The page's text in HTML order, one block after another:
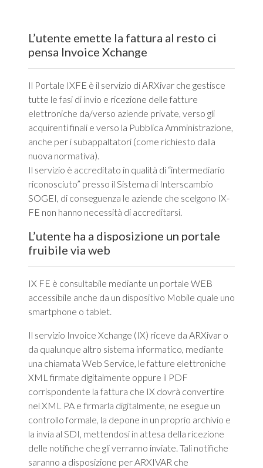
L’utente emette la fattura al resto ci
pensa Invoice Xchange
Il Portale IXFE è il servizio di ARXivar che gestisce
tutte le fasi di invio e ricezione delle fatture
elettroniche da/verso aziende private, verso gli
acquirenti finali e verso la Pubblica Amministrazione,
anche per i subappaltatori (come richiesto dalla
nuova normativa).
Il servizio è accreditato in qualità di “intermediario
riconosciuto” presso il Sistema di Interscambio
SOGEI, di conseguenza le aziende che scelgono IX-
FE non hanno necessità di accreditarsi.
L’utente ha a disposizione un portale
fruibile via web
IX FE è consultabile mediante un portale WEB
accessibile anche da un dispositivo Mobile quale uno
smartphone o tablet.
Il servizio Invoice Xchange (IX) riceve da ARXivar o
da qualunque altro sistema informatico, mediante
una chiamata Web Service, le fatture elettroniche
XML firmate digitalmente oppure il PDF
corrispondente la fattura che IX dovrà convertire
nel XML PA e firmarla digitalmente, ne esegue un
controllo formale, la depone in un proprio archivio e
la invia al SDI, mettendosi in attesa della ricezione
delle notifiche che gli verranno inviate. Tali notifiche
saranno a disposizione per ARXIVAR che